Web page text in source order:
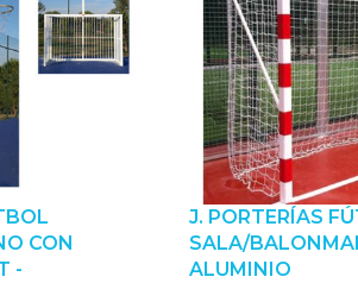
CON
-
J. PORTERÍAS
SALA/
ALUMINIO